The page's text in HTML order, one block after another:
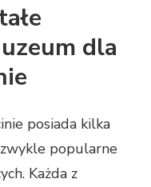
dla
posiada kilka
popularne
Każda z